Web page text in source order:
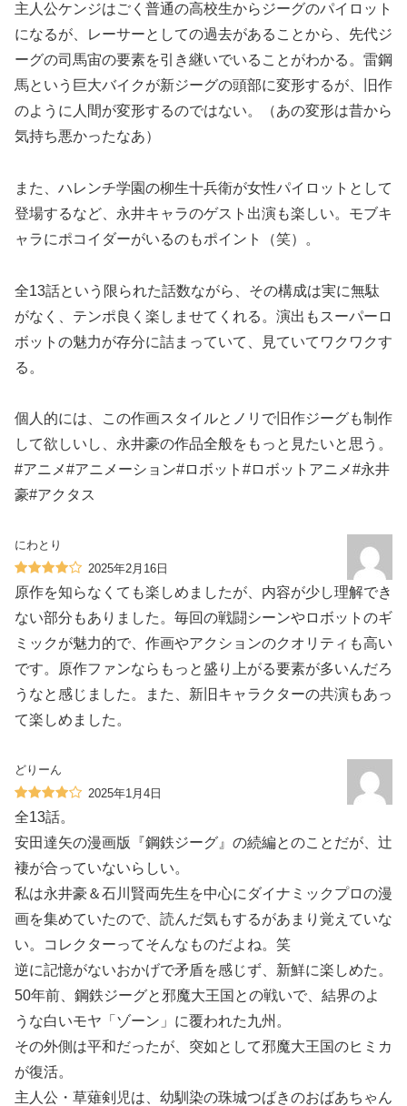
主人公ケンジはごく普通の高校生からジーグのパイロット
になるが、レーサーとしての過去があることから、先代ジ
ーグの司馬宙の要素を引き継いでいることがわかる。雷鋼
馬という巨大バイクが新ジーグの頭部に変形するが、旧作
のように人間が変形するのではない。（あの変形は昔から
気持ち悪かったなあ）
また、ハレンチ学園の柳生十兵衛が女性パイロットとして
登場するなど、永井キャラのゲスト出演も楽しい。モブキ
ャラにポコイダーがいるのもポイント（笑）。
全13話という限られた話数ながら、その構成は実に無駄
がなく、テンポ良く楽しませてくれる。演出もスーパーロ
ボットの魅力が存分に詰まっていて、見ていてワクワクす
る。
個人的には、この作画スタイルとノリで旧作ジーグも制作
して欲しいし、永井豪の作品全般をもっと見たいと思う。
#アニメ#アニメーション#ロボット#ロボットアニメ#永井
豪#アクタス
にわとり
2025年2月16日
原作を知らなくても楽しめましたが、内容が少し理解でき
ない部分もありました。毎回の戦闘シーンやロボットのギ
ミックが魅力的で、作画やアクションのクオリティも高い
です。原作ファンならもっと盛り上がる要素が多いんだろ
うなと感じました。また、新旧キャラクターの共演もあっ
て楽しめました。
どりーん
2025年1月4日
全13話。
安田達矢の漫画版『鋼鉄ジーグ』の続編とのことだが、辻
褄が合っていないらしい。
私は永井豪＆石川賢両先生を中心にダイナミックプロの漫
画を集めていたので、読んだ気もするがあまり覚えていな
い。コレクターってそんなものだよね。笑
逆に記憶がないおかげで矛盾を感じず、新鮮に楽しめた。
50年前、鋼鉄ジーグと邪魔大王国との戦いで、結界のよ
うな白いモヤ「ゾーン」に覆われた九州。
その外側は平和だったが、突如として邪魔大王国のヒミカ
が復活。
主人公・草薙剣児は、幼馴染の珠城つばきのおばあちゃん